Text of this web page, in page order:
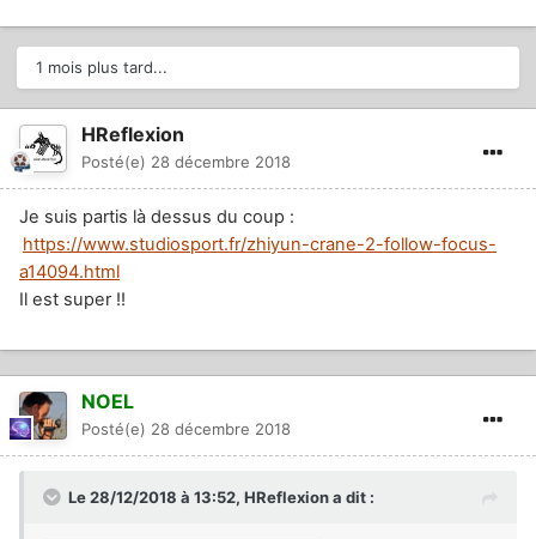
1 mois plus tard...
HReflexion
Posté(e) 28 décembre 2018
Je suis partis là dessus du coup :
https://www.studiosport.fr/zhiyun-crane-2-follow-focus-
a14094.html
Il est super !!
NOEL
Posté(e) 28 décembre 2018
Le 28/12/2018 à 13:52, HReflexiona dit :